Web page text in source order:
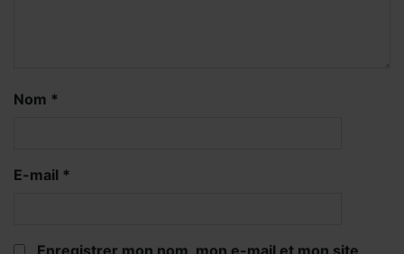
Nom *
E-mail *
Enregistrer mon nom, mon e-mail et mon site